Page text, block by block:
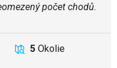
počet chodů.
5 Okolie